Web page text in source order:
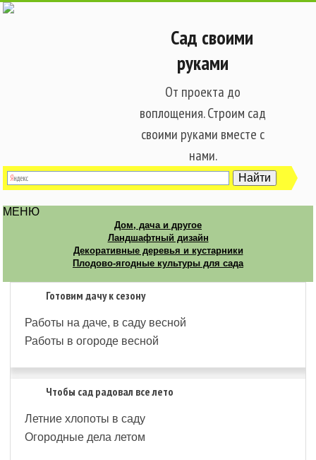
Сад своими
руками
От проекта до
воплощения. Строим сад
своими руками вместе с
нами.
МЕНЮ
Дом, дача и другое
Ландшафтный дизайн
Декоративные деревья и кустарники
Плодово-ягодные культуры для сада
Готовим дачу к сезону
Работы на даче, в саду весной
Работы в огороде весной
Чтобы сад радовал все лето
Летние хлопоты в саду
Огородные дела летом